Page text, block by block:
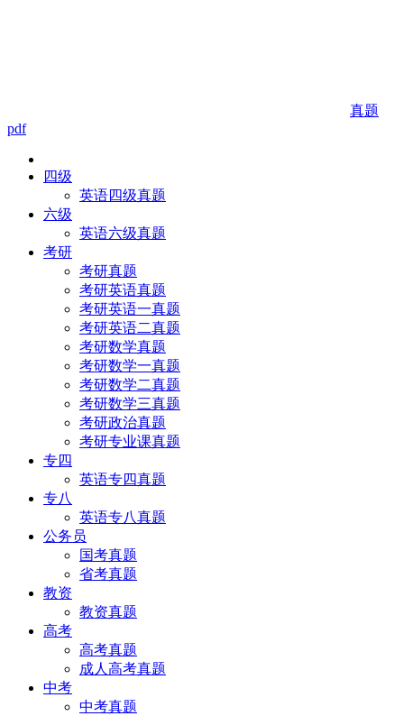
真题
pdf
四级
英语四级真题
六级
英语六级真题
考研
考研真题
考研英语真题
考研英语一真题
考研英语二真题
考研数学真题
考研数学一真题
考研数学二真题
考研数学三真题
考研政治真题
考研专业课真题
专四
英语专四真题
专八
英语专八真题
公务员
国考真题
省考真题
教资
教资真题
高考
高考真题
成人高考真题
中考
中考真题